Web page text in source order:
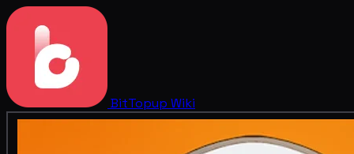
BitTopup Wiki